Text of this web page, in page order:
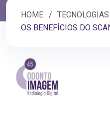
HOME
TECNOLOGIAS
OS BENEFÍCIOS DO